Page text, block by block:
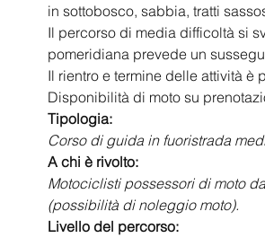
in sottobosco, sabbia, tratti
Il percorso di media difficoltà si
pomeridiana prevede un
Il rientro e termine delle attività è
Disponibilità di moto su
Tipologia:
Corso di guida in fuoristrada
A chi è rivolto:
Motociclisti possessori di moto
(possibilità di noleggio moto).
Livello del percorso: